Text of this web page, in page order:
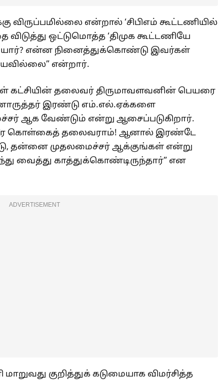
விருப்பமில்லை என்றால் ‘சிபிஎம் கூட்டணியில்
ஒட்டுமொத்த ‘திமுக கூட்டணியே
என்ன நினைத்துக்கொண்டு இவர்கள்
என்றார்.
கட்சியின் தலைவர் திருமாவளவனின் பெயரை
இரண்டு எம்.எல்.ஏக்களை
ஆக வேண்டும் என்று ஆசைப்படுகிறார்.
கொள்கைத் தலைவராம்! ஆனால் இரண்டே
தன்னை முதலமைச்சர் ஆக்குங்கள் என்று
வைத்து காத்துக்கொண்டிருந்தார்” என
ADVERTISEMENT
குறித்துக் கடுமையாக விமர்சித்த